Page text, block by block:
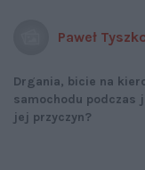
Paweł
Drgania, bicie na
samochodu podczas
jej przyczyn?